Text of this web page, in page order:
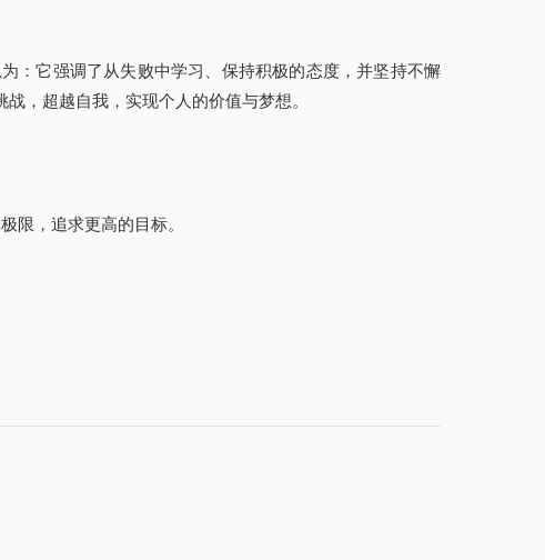
：它强调了从失败中学习、保持积极的态度，并坚持不懈
，超越自我，实现个人的价值与梦想。
限，追求更高的目标。